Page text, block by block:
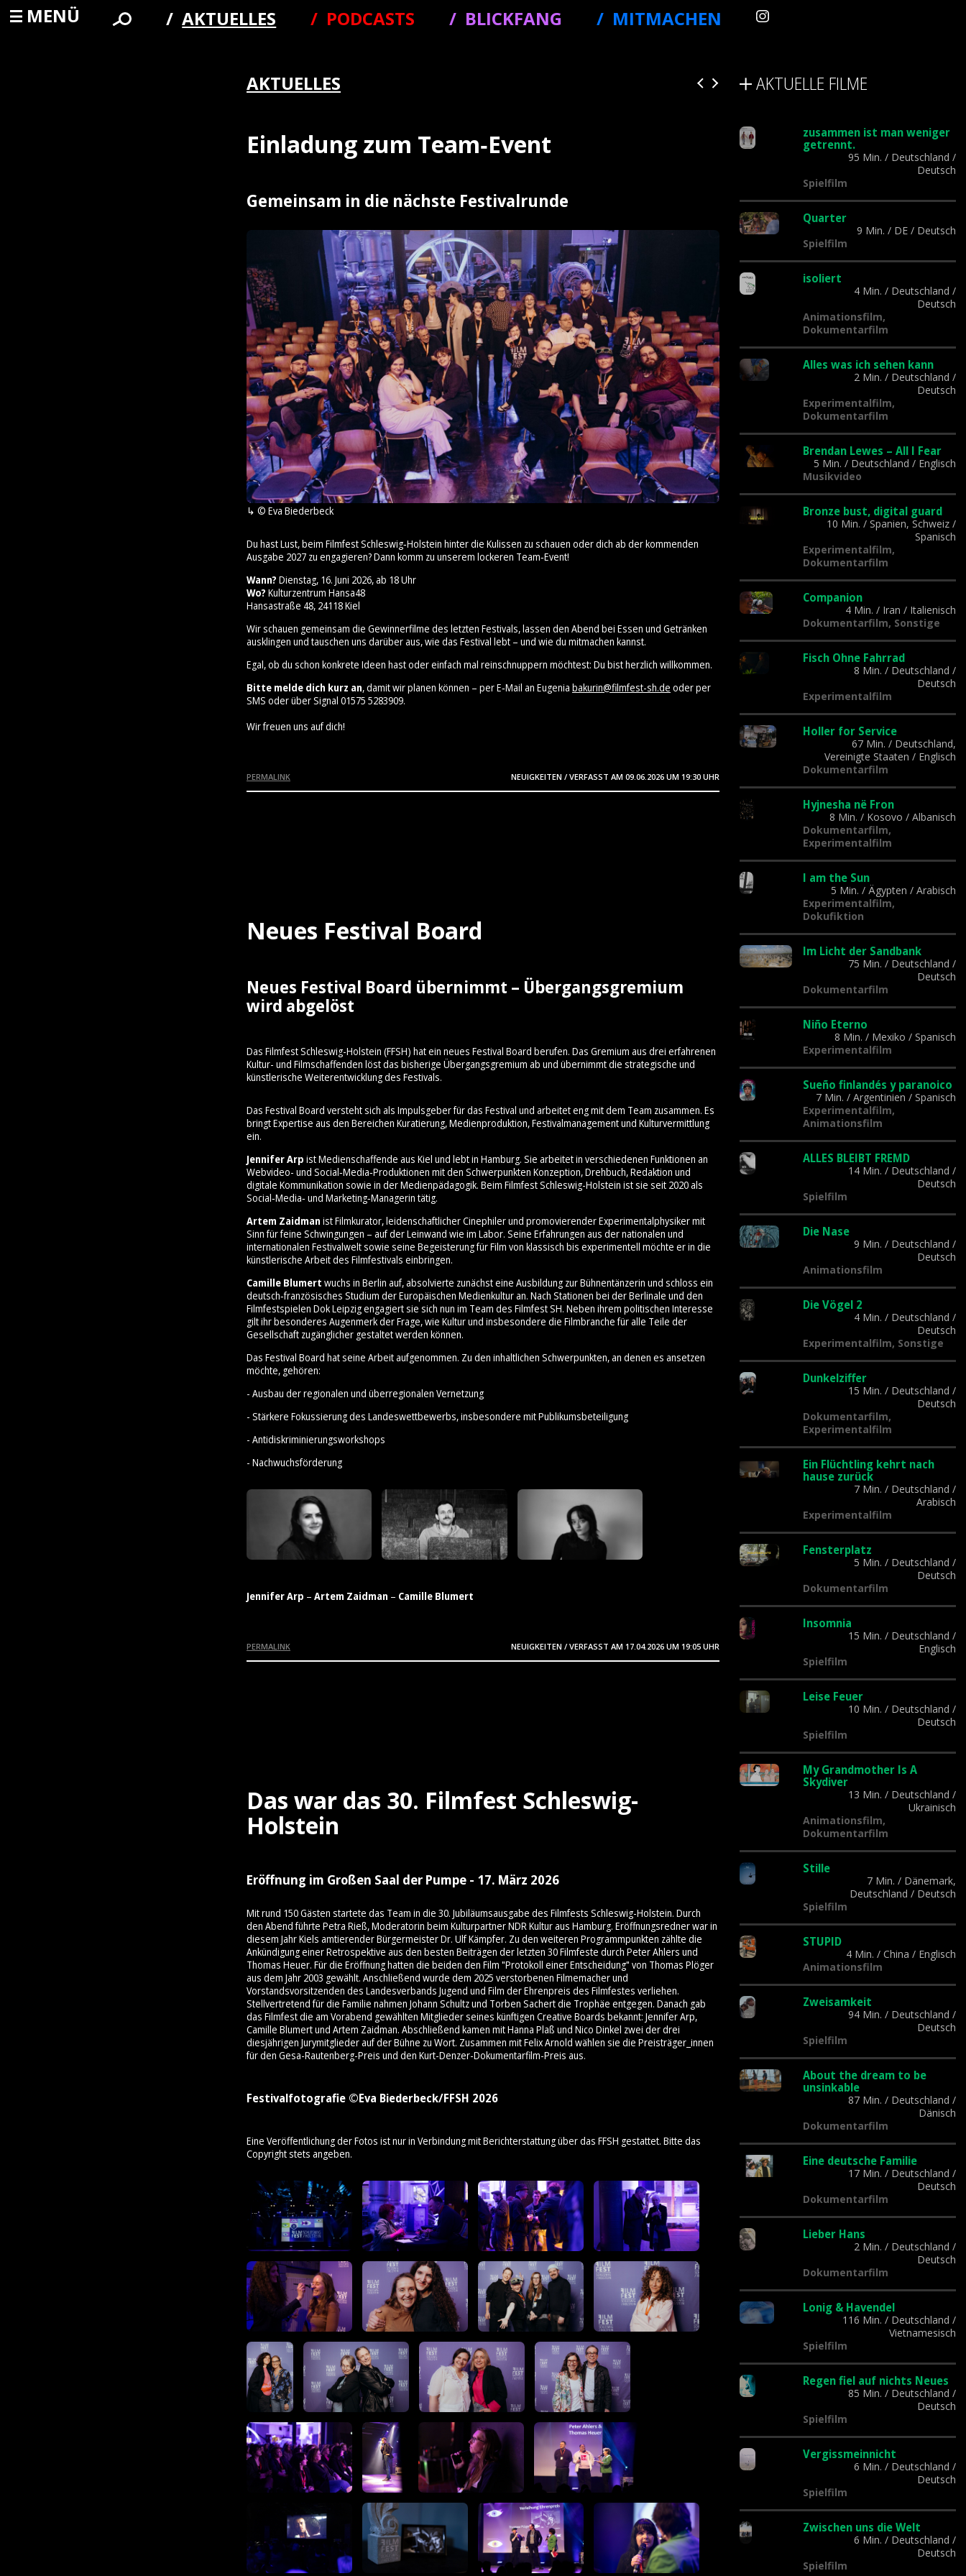
MENÜ AKTUELLES PODCASTS BLICKFANG MITMACHEN
AKTUELLES
Einladung zum Team‑Event
Gemeinsam in die nächste Festivalrunde
© Eva Biederbeck
Du hast Lust, beim Filmfest Schleswig‑Holstein hinter die Kulissen zu schauen oder dich ab der kommenden
Ausgabe 2027 zu engagieren? Dann komm zu unserem lockeren Team‑Event!
Wann? Dienstag, 16. Juni 2026, ab 18 Uhr
Wo? Kulturzentrum Hansa48
Hansastraße 48, 24118 Kiel
Wir schauen gemeinsam die Gewinnerfilme des letzten Festivals, lassen den Abend bei Essen und Getränken
ausklingen und tauschen uns darüber aus, wie das Festival lebt – und wie du mitmachen kannst.
Egal, ob du schon konkrete Ideen hast oder einfach mal reinschnuppern möchtest: Du bist herzlich willkommen.
Bitte melde dich kurz an, damit wir planen können – per E‑Mail an Eugenia bakurin@filmfest-sh.de oder per
SMS oder über Signal 01575 5283909⁩.
Wir freuen uns auf dich!
NEUIGKEITEN / VERFASST AM 09.06.2026 UM 19:30 UHR
PERMALINK
Neues Festival Board
Neues Festival Board übernimmt – Übergangsgremium
wird abgelöst
Das Filmfest Schleswig-Holstein (FFSH) hat ein neues Festival Board berufen. Das Gremium aus drei erfahrenen
Kultur- und Filmschaffenden löst das bisherige Übergangsgremium ab und übernimmt die strategische und
künstlerische Weiterentwicklung des Festivals.
Das Festival Board versteht sich als Impulsgeber für das Festival und arbeitet eng mit dem Team zusammen. Es
bringt Expertise aus den Bereichen Kuratierung, Medienproduktion, Festivalmanagement und Kulturvermittlung
ein.
Jennifer Arp ist Medienschaffende aus Kiel und lebt in Hamburg. Sie arbeitet in verschiedenen Funktionen an
Webvideo- und Social‑Media‑Produktionen mit den Schwerpunkten Konzeption, Drehbuch, Redaktion und
digitale Kommunikation sowie in der Medienpädagogik. Beim Filmfest Schleswig-Holstein ist sie seit 2020 als
Social‑Media‑ und Marketing‑Managerin tätig.
Artem Zaidman ist Filmkurator, leidenschaftlicher Cinephiler und promovierender Experimentalphysiker mit
Sinn für feine Schwingungen – auf der Leinwand wie im Labor. Seine Erfahrungen aus der nationalen und
internationalen Festivalwelt sowie seine Begeisterung für Film von klassisch bis experimentell möchte er in die
künstlerische Arbeit des Filmfestivals einbringen.
Camille Blumert wuchs in Berlin auf, absolvierte zunächst eine Ausbildung zur Bühnentänzerin und schloss ein
deutsch‑französisches Studium der Europäischen Medienkultur an. Nach Stationen bei der Berlinale und den
Filmfestspielen Dok Leipzig engagiert sie sich nun im Team des Filmfest SH. Neben ihrem politischen Interesse
gilt ihr besonderes Augenmerk der Frage, wie Kultur und insbesondere die Filmbranche für alle Teile der
Gesellschaft zugänglicher gestaltet werden können.
Das Festival Board hat seine Arbeit aufgenommen. Zu den inhaltlichen Schwerpunkten, an denen es ansetzen
möchte, gehören:
- Ausbau der regionalen und überregionalen Vernetzung
- Stärkere Fokussierung des Landeswettbewerbs, insbesondere mit Publikumsbeteiligung
- Antidiskriminierungsworkshops
- Nachwuchsförderung
Jennifer Arp – Artem Zaidman – Camille Blumert
NEUIGKEITEN / VERFASST AM 17.04.2026 UM 19:05 UHR
PERMALINK
Das war das 30. Filmfest Schleswig-
Holstein
Eröffnung im Großen Saal der Pumpe - 17. März 2026
Mit rund 150 Gästen startete das Team in die 30. Jubiläumsausgabe des Filmfests Schleswig-Holstein. Durch
den Abend führte Petra Rieß, Moderatorin beim Kulturpartner NDR Kultur aus Hamburg. Eröffnungsredner war in
diesem Jahr Kiels amtierender Bürgermeister Dr. Ulf Kämpfer. Zu den weiteren Programmpunkten zählte die
Ankündigung einer Retrospektive aus den besten Beiträgen der letzten 30 Filmfeste durch Peter Ahlers und
Thomas Heuer. Für die Eröffnung hatten die beiden den Film "Protokoll einer Entscheidung" von Thomas Plöger
aus dem Jahr 2003 gewählt. Anschließend wurde dem 2025 verstorbenen Filmemacher und
Vorstandsvorsitzenden des Landesverbands Jugend und Film der Ehrenpreis des Filmfestes verliehen.
Stellvertretend für die Familie nahmen Johann Schultz und Torben Sachert die Trophäe entgegen. Danach gab
das Filmfest die am Vorabend gewählten Mitglieder seines künftigen Creative Boards bekannt: Jennifer Arp,
Camille Blumert und Artem Zaidman. Abschließend kamen mit Hanna Plaß und Nico Dinkel zwei der drei
diesjährigen Jurymitglieder auf der Bühne zu Wort. Zusammen mit Felix Arnold wählen sie die Preisträger_innen
für den Gesa-Rautenberg-Preis und den Kurt-Denzer-Dokumentarfilm-Preis aus.
Festivalfotografie ©Eva Biederbeck/FFSH 2026
Eine Veröffentlichung der Fotos ist nur in Verbindung mit Berichterstattung über das FFSH gestattet. Bitte das
Copyright stets angeben.
AKTUELLE FILME
zusammen ist man weniger
getrennt.
95 Min. / Deutschland /
Deutsch
Spielfilm
Quarter
9 Min. / DE / Deutsch
Spielfilm
isoliert
4 Min. / Deutschland /
Deutsch
Animationsfilm,
Dokumentarfilm
Alles was ich sehen kann
2 Min. / Deutschland /
Deutsch
Experimentalfilm,
Dokumentarfilm
Brendan Lewes – All I Fear
5 Min. / Deutschland / Englisch
Musikvideo
Bronze bust, digital guard
10 Min. / Spanien, Schweiz /
Spanisch
Experimentalfilm,
Dokumentarfilm
Companion
4 Min. / Iran / Italienisch
Dokumentarfilm, Sonstige
Fisch Ohne Fahrrad
8 Min. / Deutschland /
Deutsch
Experimentalfilm
Holler for Service
67 Min. / Deutschland,
Vereinigte Staaten / Englisch
Dokumentarfilm
Hyjnesha në Fron
8 Min. / Kosovo / Albanisch
Dokumentarfilm,
Experimentalfilm
I am the Sun
5 Min. / Ägypten / Arabisch
Experimentalfilm,
Dokufiktion
Im Licht der Sandbank
75 Min. / Deutschland /
Deutsch
Dokumentarfilm
Niño Eterno
8 Min. / Mexiko / Spanisch
Experimentalfilm
Sueño finlandés y paranoico
7 Min. / Argentinien / Spanisch
Experimentalfilm,
Animationsfilm
ALLES BLEIBT FREMD
14 Min. / Deutschland /
Deutsch
Spielfilm
Die Nase
9 Min. / Deutschland /
Deutsch
Animationsfilm
Die Vögel 2
4 Min. / Deutschland /
Deutsch
Experimentalfilm, Sonstige
Dunkelziffer
15 Min. / Deutschland /
Deutsch
Dokumentarfilm,
Experimentalfilm
Ein Flüchtling kehrt nach
hause zurück
7 Min. / Deutschland /
Arabisch
Experimentalfilm
Fensterplatz
5 Min. / Deutschland /
Deutsch
Dokumentarfilm
Insomnia
15 Min. / Deutschland /
Englisch
Spielfilm
Leise Feuer
10 Min. / Deutschland /
Deutsch
Spielfilm
My Grandmother Is A
Skydiver
13 Min. / Deutschland /
Ukrainisch
Animationsfilm,
Dokumentarfilm
Stille
7 Min. / Dänemark,
Deutschland / Deutsch
Spielfilm
STUPID
4 Min. / China / Englisch
Animationsfilm
Zweisamkeit
94 Min. / Deutschland /
Deutsch
Spielfilm
About the dream to be
unsinkable
87 Min. / Deutschland /
Dänisch
Dokumentarfilm
Eine deutsche Familie
17 Min. / Deutschland /
Deutsch
Dokumentarfilm
Lieber Hans
2 Min. / Deutschland /
Deutsch
Dokumentarfilm
Lonig & Havendel
116 Min. / Deutschland /
Vietnamesisch
Spielfilm
Regen fiel auf nichts Neues
85 Min. / Deutschland /
Deutsch
Spielfilm
Vergissmeinnicht
6 Min. / Deutschland /
Deutsch
Spielfilm
Zwischen uns die Welt
6 Min. / Deutschland /
Deutsch
Spielfilm